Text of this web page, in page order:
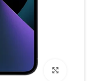
بزرگنمایی تصویر